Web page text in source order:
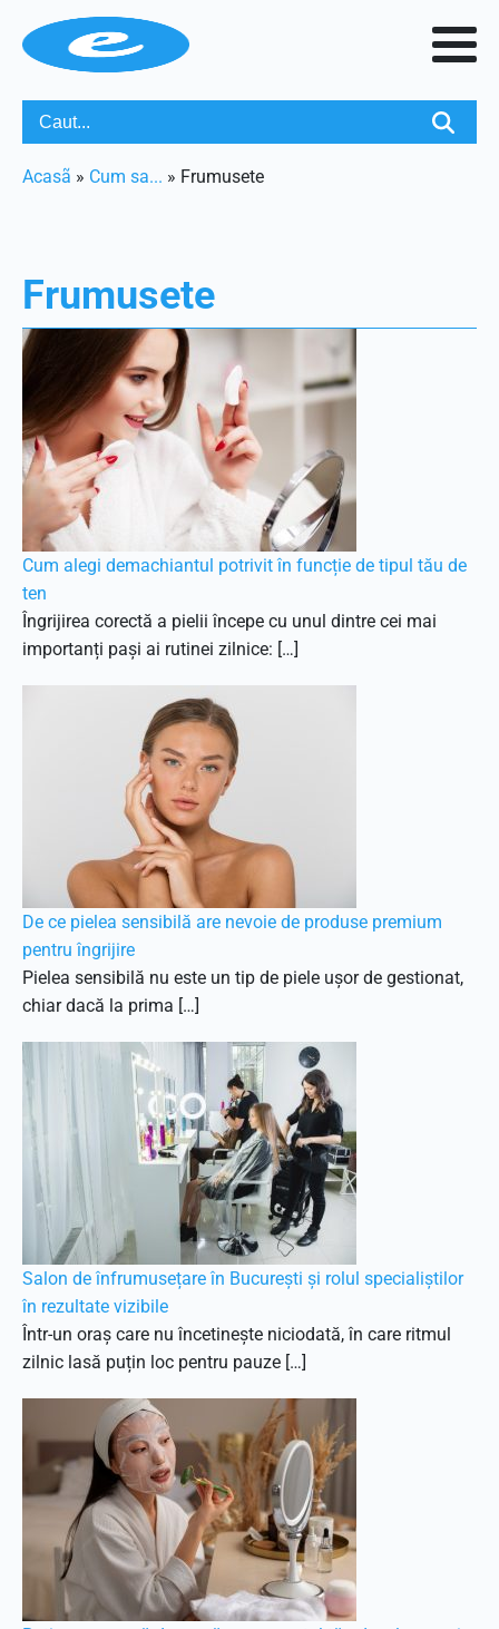
Acasã » Cum sa... » Frumusete
Frumusete
Cum alegi demachiantul potrivit în funcție de tipul tău de
ten
Îngrijirea corectă a pielii începe cu unul dintre cei mai
importanți pași ai rutinei zilnice: […]
De ce pielea sensibilă are nevoie de produse premium
pentru îngrijire
Pielea sensibilă nu este un tip de piele ușor de gestionat,
chiar dacă la prima […]
Salon de înfrumusețare în București și rolul specialiștilor
în rezultate vizibile
Într-un oraș care nu încetinește niciodată, în care ritmul
zilnic lasă puțin loc pentru pauze […]